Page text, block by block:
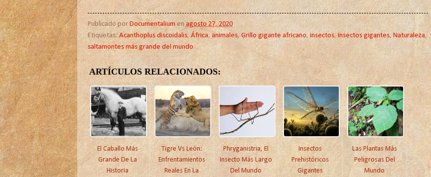
Publicado por Documentalium en agosto 27, 2020
Etiquetas:Acanthoplus discoidalis, África,animales,Grillo gigante africano,insectos, Insectos gigantes, Naturaleza,
saltamontes más grande del mundo
ARTÍCULOS RELACIONADOS:
El Caballo Más
Grande De La
Historia
Tigre Vs León:
Enfrentamientos
Reales En La
Phryganistria, El
Insecto Más Largo
Del Mundo
Insectos
Prehistóricos
Gigantes
Las Plantas Más
Peligrosas Del
Mundo